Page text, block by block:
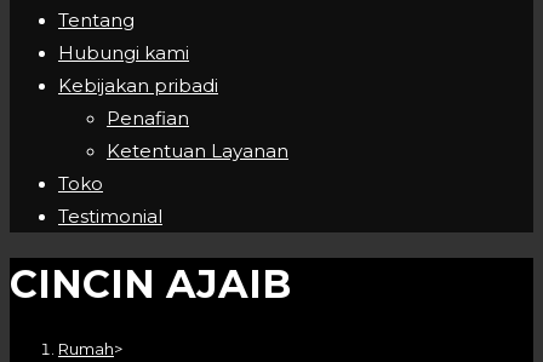
Tentang
Hubungi kami
Kebijakan pribadi
Penafian
Ketentuan Layanan
Toko
Testimonial
CINCIN AJAIB
Rumah>